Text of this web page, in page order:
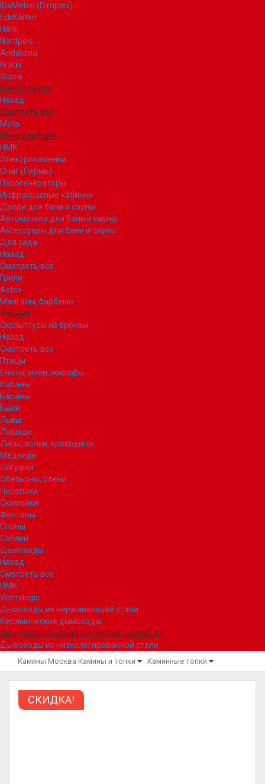
IDaMebel (Dimplex)
EdilKamin
Hark
Nordpeis
Andalusia
Kratki
Supra
Баня и сауна
Назад
Смотреть все
Meta
Печи для бани
НМК
Электрокаменки
Очаг (Пермь)
Парогенераторы
Инфракрасные кабинки
Двери для бани и сауны
Автоматика для бани и сауны
Аксессуары для бани и сауны
Для сада
Назад
Смотреть все
Грили
Astov
Мангалы, барбекю
Тандыр
Скульптуры из бронзы
Назад
Смотреть все
Птицы
Еноты, змеи, жирафы
Кабаны
Бараны
Быки
Львы
Лошади
Лисы, волки, крокодилы
Медведи
Лягушки
Обезьяны, олени
Черепахи
Скамейки
Фонтаны
Слоны
Собаки
Дымоходы
Назад
Смотреть все
UMK
Vermilogic
Дымоходы из нержавеющей стали
Керамические дымоходы
Аксессуары и средства чистки дымохода
Дымоходы из низколегированной стали
Камины Москва Камины и топки Каминные топки
СКИДКА!